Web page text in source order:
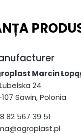
Marcin
24
Sawin, Polonia
82 567 39 51